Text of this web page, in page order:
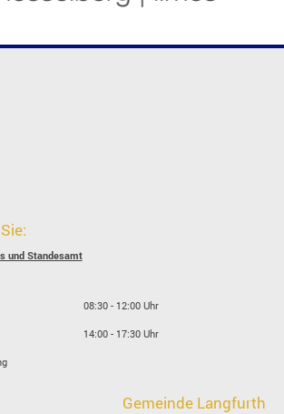
und Standesamt
08:30 - 12:00 Uhr
14:00 - 17:30 Uhr
Gemeinde Langfurth